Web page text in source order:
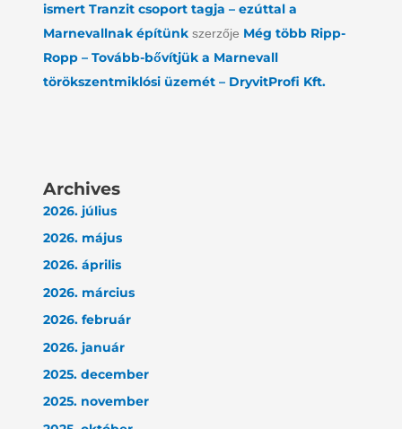
ismert Tranzit csoport tagja – ezúttal a
Marnevallnak építünk szerzője Még több Ripp-
Ropp – Tovább-bővítjük a Marnevall
törökszentmiklósi üzemét – DryvitProfi Kft.
Archives
2026. július
2026. május
2026. április
2026. március
2026. február
2026. január
2025. december
2025. november